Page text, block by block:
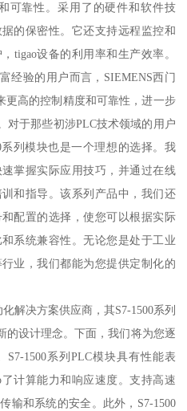
可靠性。采用了的硬件和软件技
的保密性。它还支持远程监控和
tigao设备的利用率和生产效率。
经验的用户而言，SIEMENS西门
更高的控制精度和可靠性，进一步
对于那些初涉PLC技术领域的用户
列模块也是一个理想的选择。我
掌握实际应用技巧，并通过在线
和指导。该系列产品中，我们还
配置的选择，使您可以根据实际
系统兼容性。无论您是处于工业
业，我们都能为您提供定制化的
决方案供应商，其S7-1500系列
的设计理念。下面，我们将为您逐
1500系列PLC模块具有性能表
计算能力和响应速度。支持高速
输和系统的安全。此外，S7-1500